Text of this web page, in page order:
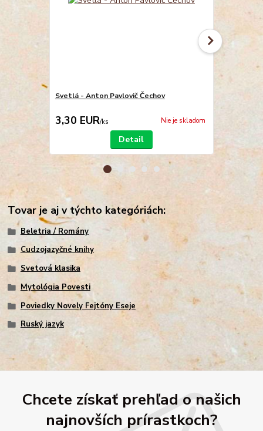
Svetlá - Anton Pavlovič Čechov
3,30 EUR/ks Nie je skladom
Detail
Čechov
Tovar je aj v týchto kategóriách:
Beletria / Romány
Cudzojazyčné knihy
Svetová klasika
Mytológia Povesti
Poviedky Novely Fejtóny Eseje
Ruský jazyk
Chcete získať prehľad o našich
najnovších prírastkoch?